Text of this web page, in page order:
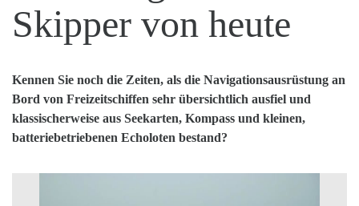
Skipper von heute
Kennen Sie noch die Zeiten, als die Navigationsausrüstung an
Bord von Freizeitschiffen sehr übersichtlich ausfiel und
klassischerweise aus Seekarten, Kompass und kleinen,
batteriebetriebenen Echoloten bestand?